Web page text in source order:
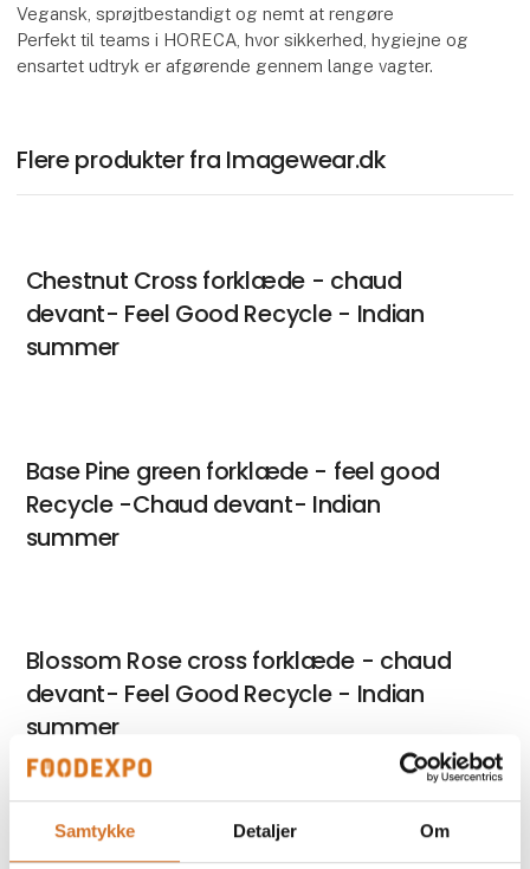
Samtykke Detaljer Om
Vegansk, sprøjtbestandigt og nemt at rengøre
Perfekt til teams i HORECA, hvor sikkerhed, hygiejne og
ensartet udtryk er afgørende gennem lange vagter.
Flere produkter fra Imagewear.dk
Chestnut Cross forklæde - chaud
devant- Feel Good Recycle - Indian
summer
Base Pine green forklæde - feel good
Recycle -Chaud devant- Indian
summer
Blossom Rose cross forklæde - chaud
devant- Feel Good Recycle - Indian
summer
På messen
Sunwill Extreme Flexibility damekjole m.